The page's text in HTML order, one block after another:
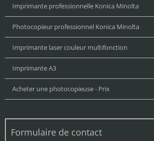
Imprimante professionnelle Konica Minolta
Photocopieur professionnel Konica Minolta
Imprimante laser couleur multifonction
Imprimante A3
Acheter une photocopieuse - Prix
Formulaire de contact